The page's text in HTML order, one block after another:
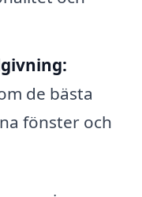
de bästa
fönster och